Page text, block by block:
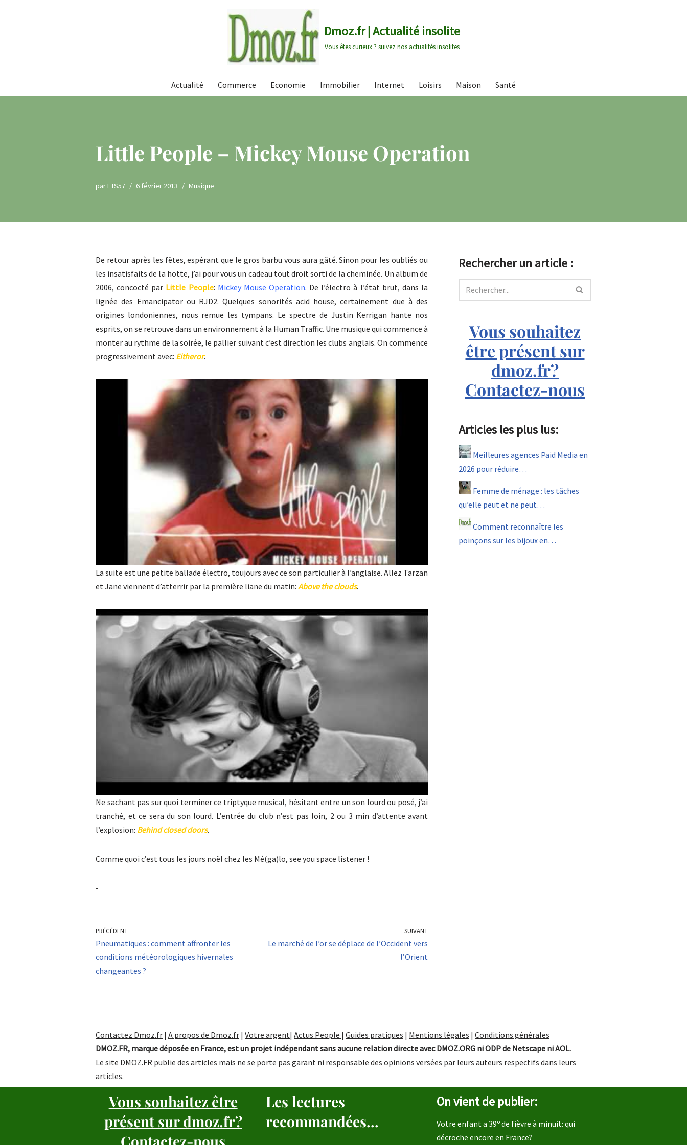
Dmoz.fr | Actualité insolite
Vous êtes curieux ? suivez nos actualités insolites
Actualité Commerce Economie Immobilier Internet Loisirs Maison Santé
Little People – Mickey Mouse Operation
parETS57 6 février 2013 Musique
De retour après les fêtes, espérant que le gros barbu vous aura gâté. Sinon pour les oubliés ou
les insatisfaits de la hotte, j’ai pour vous un cadeau tout droit sorti de la cheminée. Un album de
2006, concocté par Little People: Mickey Mouse Operation. De l’électro à l’état brut, dans la
lignée des Emancipator ou RJD2. Quelques sonorités acid house, certainement due à des
origines londoniennes, nous remue les tympans. Le spectre de Justin Kerrigan hante nos
esprits, on se retrouve dans un environnement à la Human Traffic. Une musique qui commence à
monter au rythme de la soirée, le pallier suivant c’est direction les clubs anglais. On commence
progressivement avec: Eitheror.
La suite est une petite ballade électro, toujours avec ce son particulier à l’anglaise. Allez Tarzan
et Jane viennent d’atterrir par la première liane du matin: Above the clouds.
Ne sachant pas sur quoi terminer ce triptyque musical, hésitant entre un son lourd ou posé, j’ai
tranché, et ce sera du son lourd. L’entrée du club n’est pas loin, 2 ou 3 min d’attente avant
l’explosion: Behind closed doors.
Comme quoi c’est tous les jours noël chez les Mé(ga)lo, see you space listener !
-
PRÉCÉDENT
Pneumatiques : comment affronter les
conditions météorologiques hivernales
changeantes ?
SUIVANT
Le marché de l’or se déplace de l’Occident vers
l’Orient
Rechercher un article :
Vous souhaitez
être présent sur
dmoz.fr?
Contactez-nous
Articles les plus lus:
Meilleures agences Paid Media en
2026 pour réduire…
Femme de ménage : les tâches
qu’elle peut et ne peut…
Comment reconnaître les
poinçons sur les bijoux en…
Contactez Dmoz.fr | A propos de Dmoz.fr | Votre argent| Actus People | Guides pratiques | Mentions légales | Conditions générales
DMOZ.FR, marque déposée en France, est un projet indépendant sans aucune relation directe avec DMOZ.ORG ni ODP de Netscape ni AOL.
Le site DMOZ.FR publie des articles mais ne se porte pas garant ni responsable des opinions versées par leurs auteurs respectifs dans leurs
articles.
Vous souhaitez être
présent sur dmoz.fr?
Les lectures
recommandées...
On vient de publier:
Votre enfant a 39º de fièvre à minuit: qui
décroche encore en France?